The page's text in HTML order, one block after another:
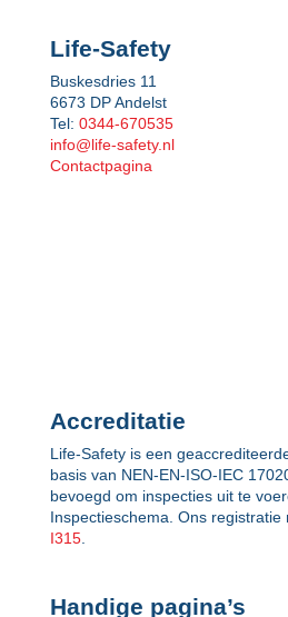
Life-Safety
Buskesdries 11
6673 DP Andelst
Tel: 0344-670535
info@life-safety.nl
Contactpagina
Accreditatie
Life-Safety is een
basis van NEN-EN-ISO-IEC
bevoegd om inspecties uit te
Inspectieschema. Ons registratie
I315.
Handige pagina’s